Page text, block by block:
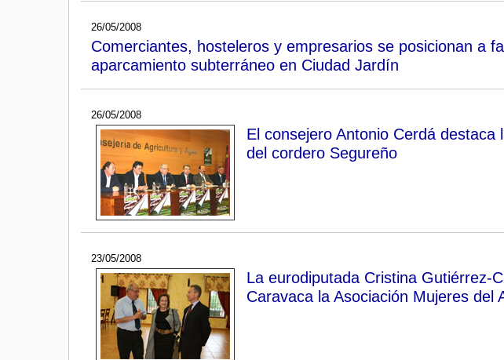
26/05/2008
Comerciantes, hosteleros y empresarios se posicionan a
aparcamiento subterráneo en Ciudad Jardín
26/05/2008
El consejero Antonio Cerdá destaca
del cordero Segureño
23/05/2008
La eurodiputada Cristina Gutiérrez-
Caravaca la Asociación Mujeres del